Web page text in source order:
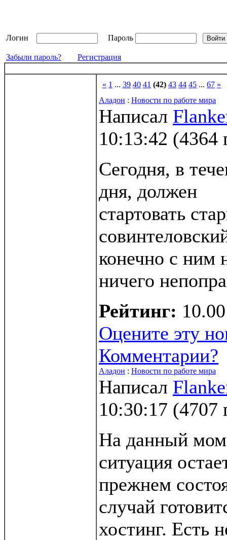
Логин Пароль
Забыли пароль? Регистрация
« 1 ... 39 40 41 (42) 43 44 45 ... 67 »
Аладон : Новости по работе мира
Написал
10:13:42 (4364
Сегодня, в
дня, должен
стартовать
конечно с ним
ничего
Рейтинг:
Оцените эту
Комментарии?
Аладон : Новости по работе мира
Написал
10:30:17 (4707
На данный
ситуация
прежнем
случай
хостинг. Есть